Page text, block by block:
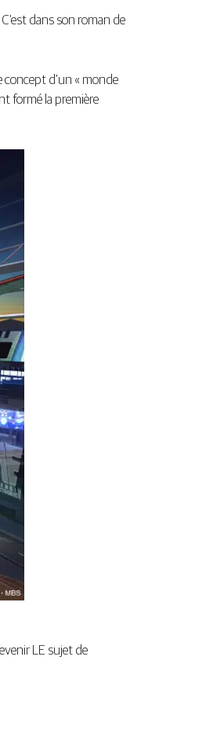
dans son roman de
concept d’un « monde
formé la première
LE sujet de